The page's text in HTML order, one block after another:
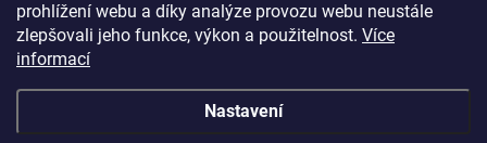
prohlížení webu a díky analýze provozu webu neustále
zlepšovali jeho funkce, výkon a použitelnost. Více
informací
Nastavení